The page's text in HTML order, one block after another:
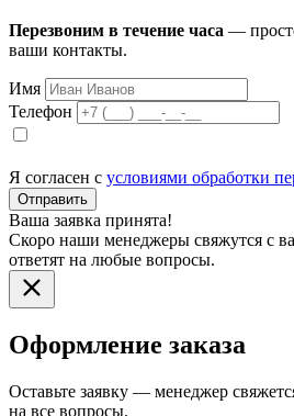
Перезвоним в течение часа —
ваши контакты.
Имя
Телефон
Я согласен с условиями обработки
Отправить
Ваша заявка принята!
Скоро наши менеджеры свяжутся с
ответят на любые вопросы.
Оформление заказа
Оставьте заявку — менеджер
на все вопросы.